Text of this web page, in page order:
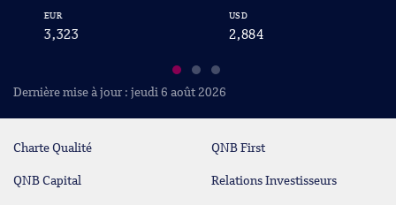
3,323 2,884
Dernière mise à jour : jeudi 6 août 2026
Charte Qualité QNB First
QNB Capital Relations Investisseurs